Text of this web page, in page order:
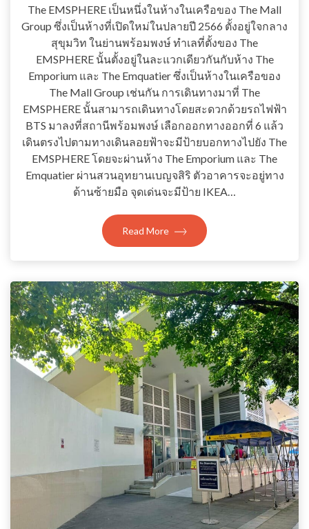
The EMSPHERE เป็นหนึ่งในห้างในเครือของ The Mall
Group ซึ่งเป็นห้างที่เปิดใหม่ในปลายปี 2566 ตั้งอยู่ใจกลาง
สุขุมวิท ในย่านพร้อมพงษ์ ทำเลที่ตั้งของ The
EMSPHERE นั้นตั้งอยู่ในละแวกเดียวกันกับห้าง The
Emporium และ The Emquatier ซึ่งเป็นห้างในเครือของ
The Mall Group เช่นกัน การเดินทางมาที่ The
EMSPHERE นั้นสามารถเดินทางโดยสะดวกด้วยรถไฟฟ้า
BTS มาลงที่สถานีพร้อมพงษ์ เลือกออกทางออกที่ 6 แล้ว
เดินตรงไปตามทางเดินลอยฟ้าจะมีป้ายบอกทางไปยัง The
EMSPHERE โดยจะผ่านห้าง The Emporium และ The
Emquatier ผ่านสวนอุทยานเบญจสิริ ตัวอาคารจะอยู่ทาง
ด้านซ้ายมือ จุดเด่นจะมีป้าย IKEA…
Read More